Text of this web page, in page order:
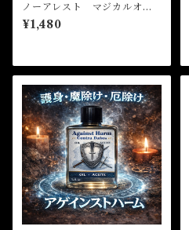
ノーアレスト マジカルオイ
ル・魔女オイル No Arrest
Magical Oil
¥1,480